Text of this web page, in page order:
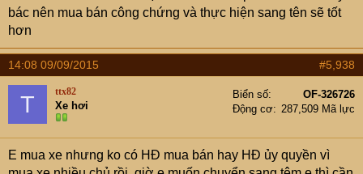
bác nên mua bán công chứng và thực hiện sang tên sẽ tốt
hơn
14:08 09/09/2015 #5,938
T ttx82
Xe hơi
Biển số
OF-326726
Động cơ
287,509 Mã lực
E mua xe nhưng ko có HĐ mua bán hay HĐ ủy quyền vì